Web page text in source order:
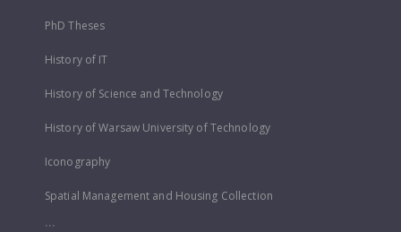
PhD Theses
History of IT
History of Science and Technology
History of Warsaw University of Technology
Iconography
Spatial Management and Housing Collection
...